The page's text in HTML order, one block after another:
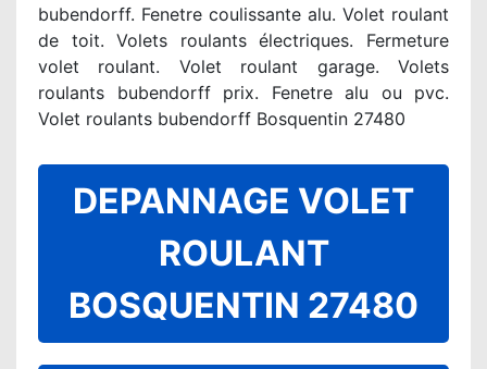
bubendorff. Fenetre coulissante alu. Volet roulant
de toit. Volets roulants électriques. Fermeture
volet roulant. Volet roulant garage. Volets
roulants bubendorff prix. Fenetre alu ou pvc.
Volet roulants bubendorff Bosquentin 27480
DEPANNAGE VOLET
ROULANT
BOSQUENTIN 27480